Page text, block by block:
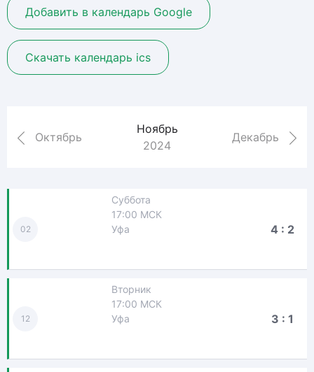
Добавить в календарь Google
Скачать календарь ics
Октябрь
Ноябрь
2024
Декабрь
02
Суббота
17:00 МСК
Уфа
4 : 2
12
Вторник
17:00 МСК
Уфа
3 : 1